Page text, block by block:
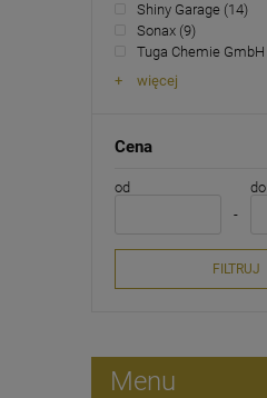
Shiny Garage (14)
Sonax (9)
Tuga Chemie GmbH
więcej
Cena
od do
FILTRUJ
Menu